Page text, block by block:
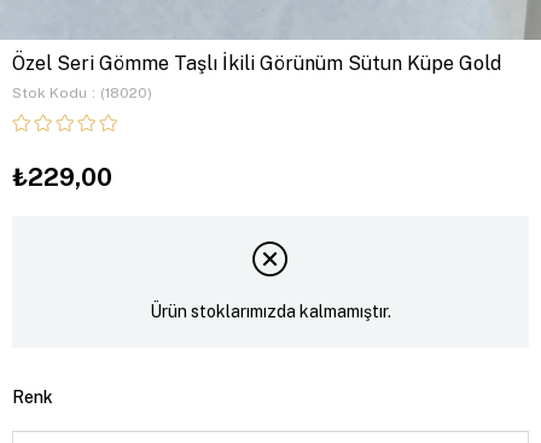
Özel Seri Gömme Taşlı İkili Görünüm Sütun Küpe Gold
Stok Kodu (18020)
₺229,00
Ürün stoklarımızda kalmamıştır.
Renk